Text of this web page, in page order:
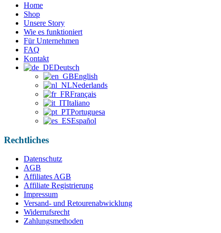
Home
Shop
Unsere Story
Wie es funktioniert
Für Unternehmen
FAQ
Kontakt
Deutsch
English
Nederlands
Français
Italiano
Portuguesa
Español
Rechtliches
Datenschutz
AGB
Affiliates AGB
Affiliate Registrierung
Impressum
Versand- und Retourenabwicklung
Widerrufsrecht
Zahlungsmethoden